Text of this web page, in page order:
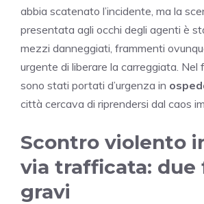
abbia scatenato l’incidente, ma la
presentata agli occhi degli agenti è
mezzi danneggiati, frammenti
urgente di liberare la carreggiata. Nel
sono stati portati d’urgenza in
città cercava di riprendersi dal caos
Scontro violento
via trafficata: due
gravi